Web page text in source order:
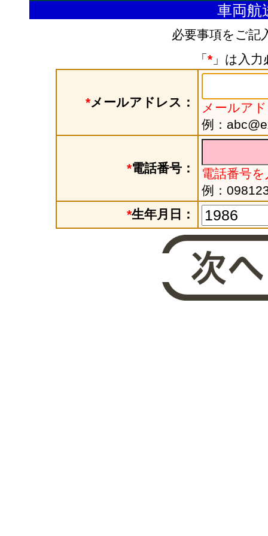
車両航
必要事項をご記
「 *」は入力
*メールアドレス：
メールア
例：
*電話番号：
電話番号
例：
*生年月日：